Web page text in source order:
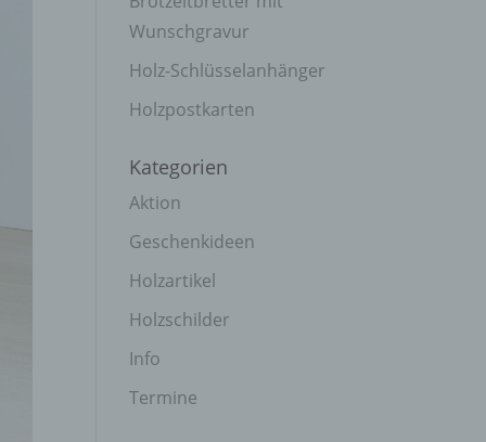
Wunschgravur
Holz-Schlüsselanhänger
Holzpostkarten
Kategorien
Aktion
Geschenkideen
Holzartikel
Holzschilder
Info
Termine